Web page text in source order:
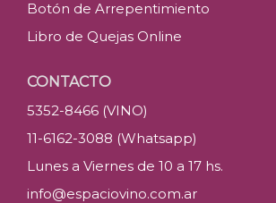
Botón de Arrepentimiento
Libro de Quejas Online
CONTACTO
5352-8466 (VINO)
11-6162-3088 (Whatsapp)
Lunes a Viernes de 10 a 17 hs.
info@espaciovino.com.ar